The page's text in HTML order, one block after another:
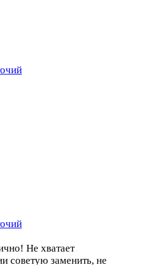
Не хватает
советую заменить, не